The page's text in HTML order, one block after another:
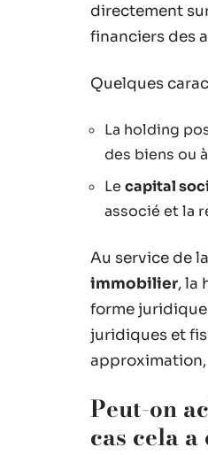
directement
financiers des
Quelques
La holding
des biens ou
Le capital
associé et la
Au service de
immobilier, la
forme
juridiques et
Peut-on
cas cela a